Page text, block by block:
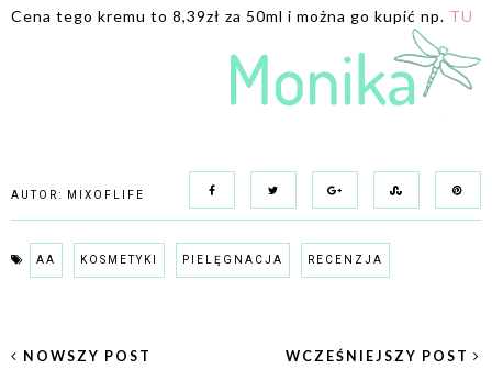
Cena tego kremu to 8,39zł za 50ml i można go kupić np. TU
AUTOR: MIXOFLIFE
AA KOSMETYKI PIELĘGNACJA RECENZJA
NOWSZY POST WCZEŚNIEJSZY POST